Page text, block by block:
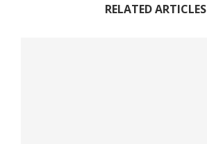
RELATED ARTICLES